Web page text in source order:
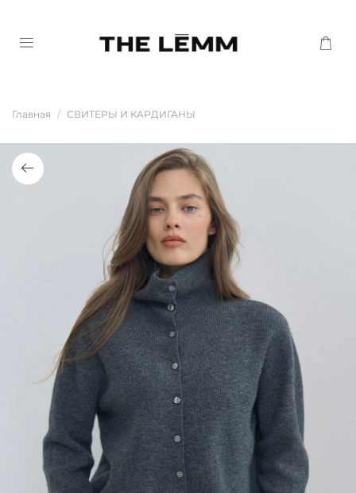
Главная СВИТЕРЫ И КАРДИГАНЫ